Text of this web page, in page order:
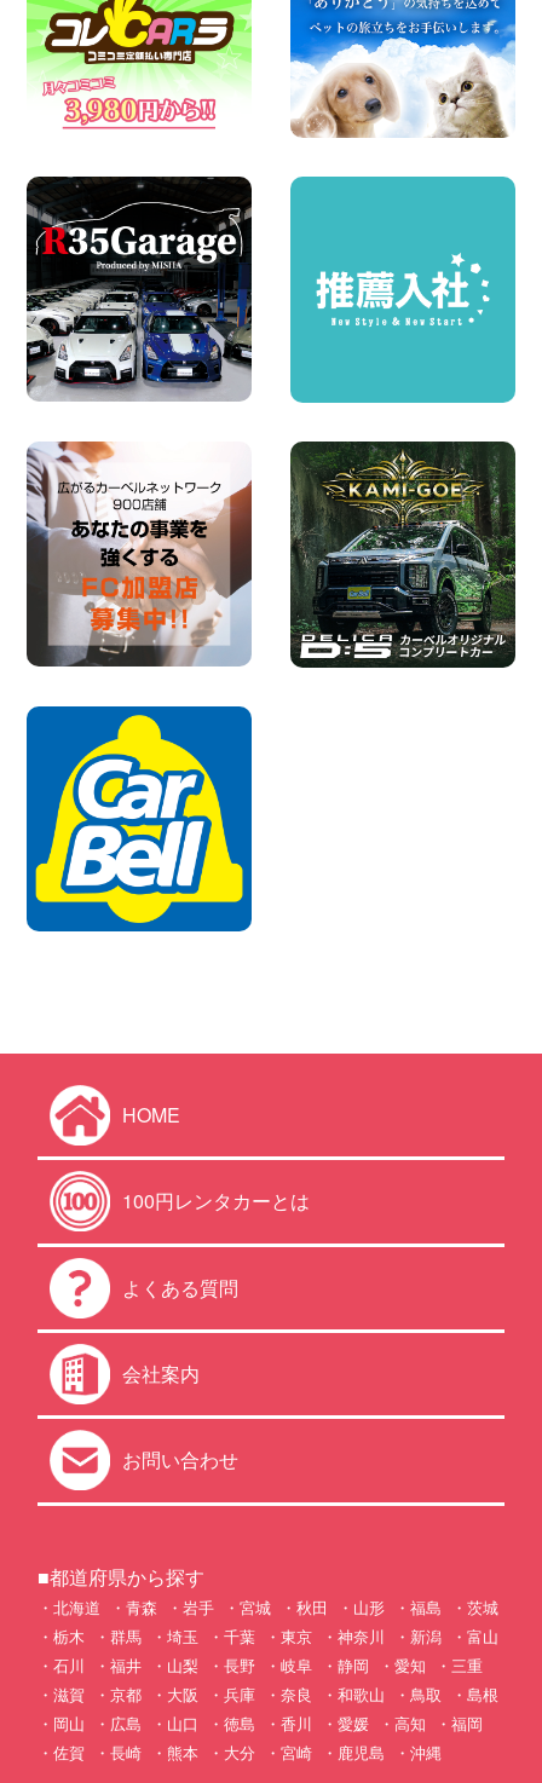
2026年08月07日
お盆も休まず営業します! 神奈川県 横浜
旭南本宿町店
100円レンタカー 横浜旭南本宿町
2026年08月07日
坂出川津店
【カーシェアのレンタカーが2台になりま
した!】 岐阜県 各務原那加店
100円レンタカー 各務原那加
2026年08月06日
HOME
100円レンタカーとは
よくある質問
会社案内
お問い合わせ
■都道府県から探す
北海道 青森 岩手 宮城 秋田 山形 福島
茨城
栃木
群馬 埼玉 千葉 東京 神奈川 新潟
富山
石川
福井 山梨 長野 岐阜 静岡 愛知
三重
滋賀
京都 大阪 兵庫 奈良 和歌山 鳥取
島根
岡山
広島 山口 徳島 香川 愛媛 高知
福岡
佐賀
長崎 熊本 大分 宮崎 鹿児島 沖縄